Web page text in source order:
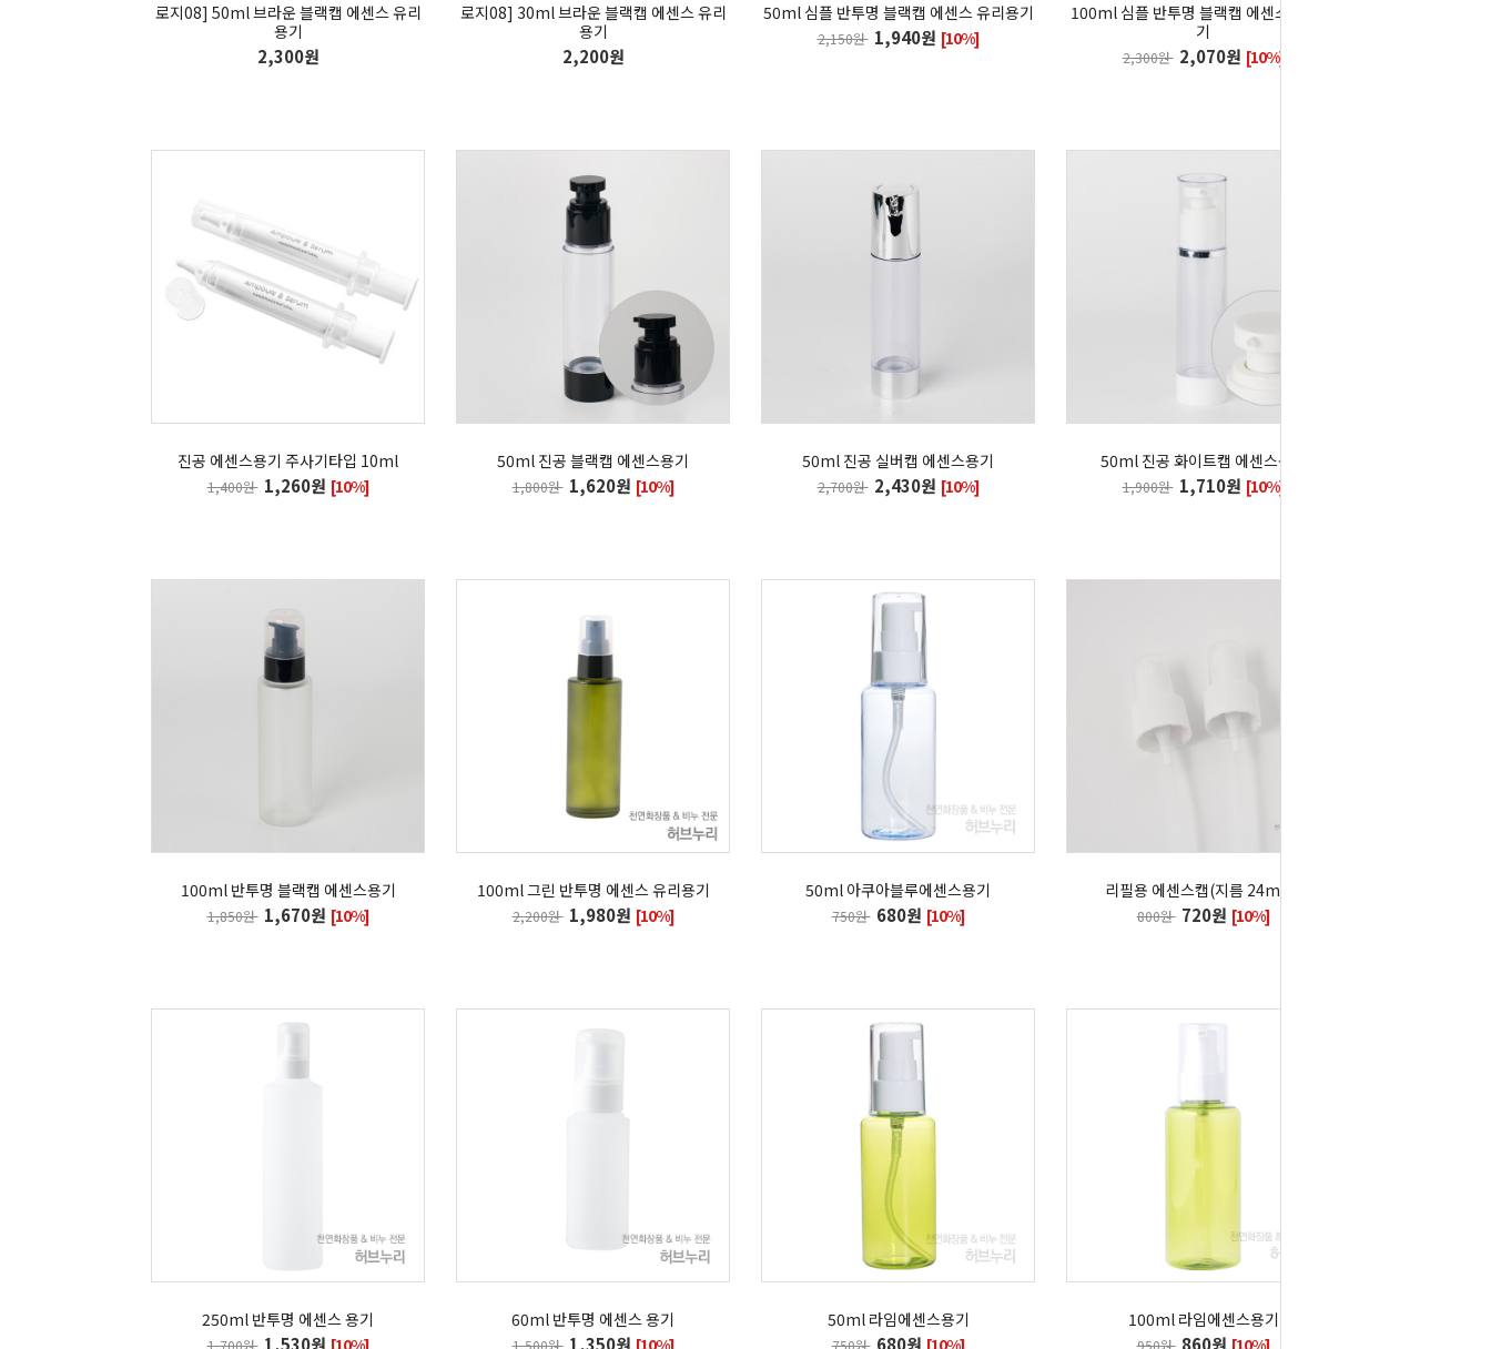
로지08] 50ml 브라운 블랙캡 에센스 유리
용기
2,300원
로지08] 30ml 브라운 블랙캡 에센스 유리
용기
2,200원
50ml 심플 반투명 블랙캡 에센스 유리용기
2,150원 1,940원 [10%]
100ml 심플 반투명 블랙캡 에센스 유리용
기
2,300원 2,070원 [10%]
진공 에센스용기 주사기타입 10ml
1,400원 1,260원 [10%]
50ml 진공 블랙캡 에센스용기
1,800원 1,620원 [10%]
50ml 진공 실버캡 에센스용기
2,700원 2,430원 [10%]
50ml 진공 화이트캡 에센스용기
1,900원 1,710원 [10%]
100ml 반투명 블랙캡 에센스용기
1,850원 1,670원 [10%]
100ml 그린 반투명 에센스 유리용기
2,200원 1,980원 [10%]
50ml 아쿠아블루에센스용기
750원 680원 [10%]
리필용 에센스캡(지름 24mm)
800원 720원 [10%]
250ml 반투명 에센스 용기
1,530원
60ml 반투명 에센스 용기
1,350원
50ml 라임에센스용기
680원
100ml 라임에센스용기
860원